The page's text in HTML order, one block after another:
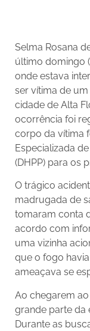
Selma Rosana
último domingo
onde estava
ser vítima de
cidade de Alta
ocorrência foi
corpo da vítima
Especializada
(DHPP) para os
O trágico
madrugada de
tomaram conta
acordo com
uma vizinha
que o fogo
ameaçava se
Ao chegarem
grande parte da
Durante as